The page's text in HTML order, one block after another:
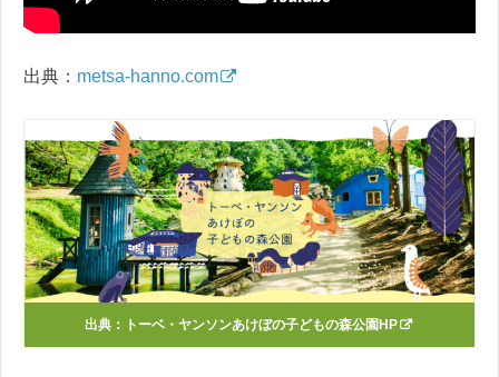
出典： metsa-hanno.com
出典： トーベ・ヤンソンあけぼの子どもの森公園HP